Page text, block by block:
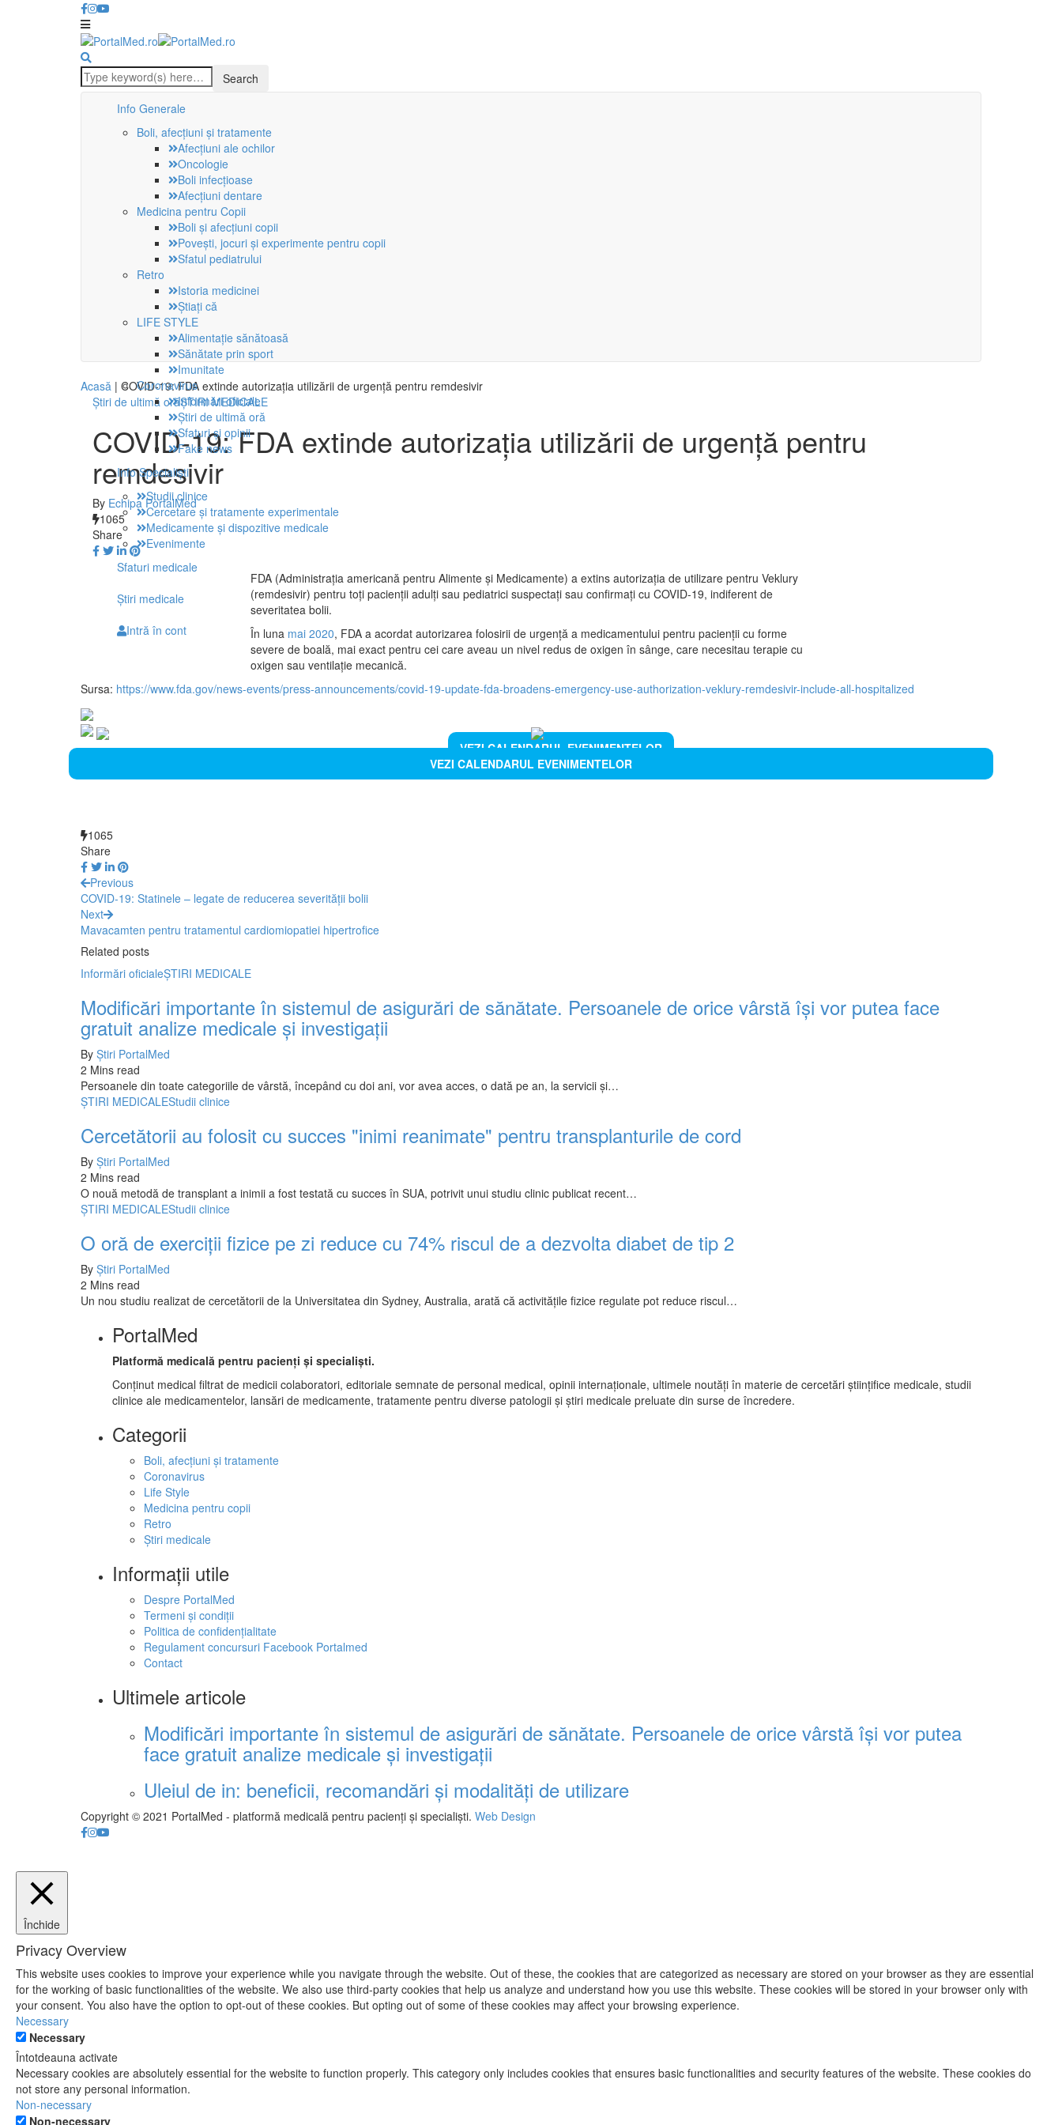
Info Generale
Boli, afecțiuni și tratamente
Afecțiuni ale ochilor
Oncologie
Boli infecțioase
Afecțiuni dentare
Medicina pentru Copii
Boli și afecțiuni copii
Povești, jocuri și experimente pentru copii
Sfatul pediatrului
Retro
Istoria medicinei
Știați că
LIFE STYLE
Alimentație sănătoasă
Sănătate prin sport
Imunitate
Coronavirus
Informări oficiale
Știri de ultimă oră
Sfaturi și opinii
Fake news
Info Specialişti
Studii clinice
Cercetare și tratamente experimentale
Medicamente și dispozitive medicale
Evenimente
Sfaturi medicale
Ştiri medicale
Intră în cont
Acasă | COVID-19: FDA extinde autorizația utilizării de urgență pentru remdesivir
Știri de ultimă orăŞTIRI MEDICALE
COVID-19: FDA extinde autorizația utilizării de urgență pentru
remdesivir
By Echipa PortalMed
1065
Share
FDA (Administrația americană pentru Alimente și Medicamente) a extins autorizația de utilizare pentru Veklury
(remdesivir) pentru toți pacienții adulți sau pediatrici suspectați sau confirmați cu COVID-19, indiferent de
severitatea bolii.
În luna mai 2020, FDA a acordat autorizarea folosirii de urgență a medicamentului pentru pacienții cu forme
severe de boală, mai exact pentru cei care aveau un nivel redus de oxigen în sânge, care necesitau terapie cu
oxigen sau ventilație mecanică.
Sursa: https://www.fda.gov/news-events/press-announcements/covid-19-update-fda-broadens-emergency-use-authorization-veklury-remdesivir-include-all-hospitalized
VEZI CALENDARUL EVENIMENTELOR
VEZI CALENDARUL EVENIMENTELOR
1065
Share
Previous
COVID-19: Statinele – legate de reducerea severității bolii
Next
Mavacamten pentru tratamentul cardiomiopatiei hipertrofice
Related posts
Informări oficialeŞTIRI MEDICALE
Modificări importante în sistemul de asigurări de sănătate. Persoanele de orice vârstă își vor putea face
gratuit analize medicale şi investigaţii
By Știri PortalMed
2 Mins read
Persoanele din toate categoriile de vârstă, începând cu doi ani, vor avea acces, o dată pe an, la servicii şi…
ŞTIRI MEDICALEStudii clinice
Cercetătorii au folosit cu succes "inimi reanimate" pentru transplanturile de cord
By Știri PortalMed
2 Mins read
O nouă metodă de transplant a inimii a fost testată cu succes în SUA, potrivit unui studiu clinic publicat recent…
ŞTIRI MEDICALEStudii clinice
O oră de exerciții fizice pe zi reduce cu 74% riscul de a dezvolta diabet de tip 2
By Știri PortalMed
2 Mins read
Un nou studiu realizat de cercetătorii de la Universitatea din Sydney, Australia, arată că activitățile fizice regulate pot reduce riscul…
PortalMed
Platformă medicală pentru pacienți și specialiști.
Conținut medical filtrat de medicii colaboratori, editoriale semnate de personal medical, opinii internaționale, ultimele noutăți în materie de cercetări științifice medicale, studii
clinice ale medicamentelor, lansări de medicamente, tratamente pentru diverse patologii și știri medicale preluate din surse de încredere.
Categorii
Boli, afecțiuni și tratamente
Coronavirus
Life Style
Medicina pentru copii
Retro
Ştiri medicale
Informaţii utile
Despre PortalMed
Termeni și condiții
Politica de confidențialitate
Regulament concursuri Facebook Portalmed
Contact
Ultimele articole
Modificări importante în sistemul de asigurări de sănătate. Persoanele de orice vârstă își vor putea
face gratuit analize medicale şi investigaţii
Uleiul de in: beneficii, recomandări și modalități de utilizare
Copyright © 2021 PortalMed - platformă medicală pentru pacienți și specialiști. Web Design
Închide
Privacy Overview
This website uses cookies to improve your experience while you navigate through the website. Out of these, the cookies that are categorized as necessary are stored on your browser as they are essential
for the working of basic functionalities of the website. We also use third-party cookies that help us analyze and understand how you use this website. These cookies will be stored in your browser only with
your consent. You also have the option to opt-out of these cookies. But opting out of some of these cookies may affect your browsing experience.
Necessary
Necessary
Întotdeauna activate
Necessary cookies are absolutely essential for the website to function properly. This category only includes cookies that ensures basic functionalities and security features of the website. These cookies do
not store any personal information.
Non-necessary
Non-necessary